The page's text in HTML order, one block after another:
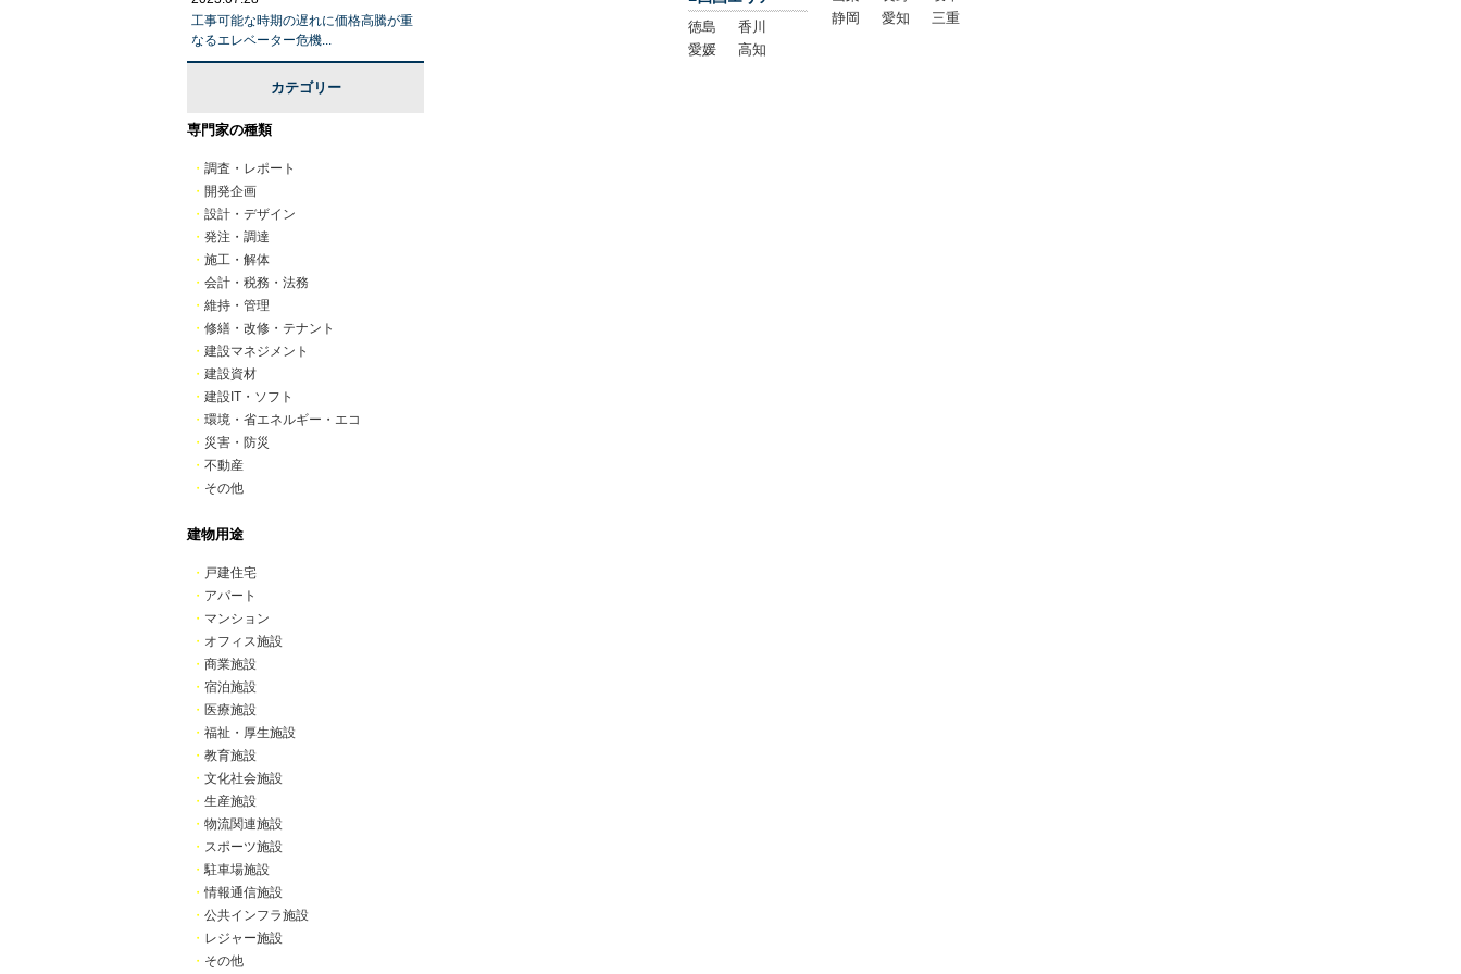
静岡
愛知 三重
徳島
香川
愛媛
高知
工事可能な時期の遅れに価格高騰が重
なるエレベーター危機...
カテゴリー
専門家の種類
・ 調査・レポート
・ 開発企画
・ 設計・デザイン
・ 発注・調達
・ 施工・解体
・ 会計・税務・法務
・ 維持・管理
・ 修繕・改修・テナント
・ 建設マネジメント
・ 建設資材
・ 建設IT・ソフト
・ 環境・省エネルギー・エコ
・ 災害・防災
・ 不動産
・ その他
建物用途
・ 戸建住宅
・ アパート
・ マンション
・ オフィス施設
・ 商業施設
・ 宿泊施設
・ 医療施設
・ 福祉・厚生施設
・ 教育施設
・ 文化社会施設
・ 生産施設
・ 物流関連施設
・ スポーツ施設
・駐車場施設
・情報通信施設
・ 公共インフラ施設
・ レジャー施設
・ その他